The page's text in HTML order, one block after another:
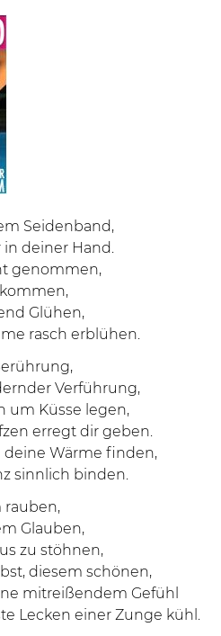
Seidenband,
deiner Hand.
genommen,
Glühen,
rasch erblühen.
Verführung,
um Küsse legen,
erregt dir geben.
deine Wärme finden,
sinnlich binden.
rauben,
Glauben,
zu stöhnen,
diesem schönen,
mitreißendem Gefühl
Lecken einer Zunge kühl.